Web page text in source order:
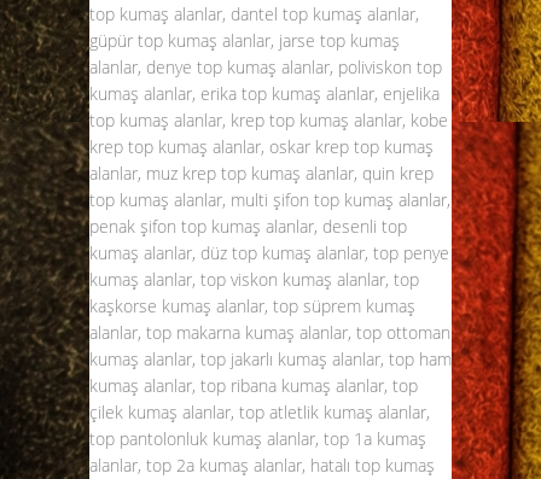
top kumaş alanlar, dantel top kumaş alanlar,
güpür top kumaş alanlar, jarse top kumaş
alanlar, denye top kumaş alanlar, poliviskon top
kumaş alanlar, erika top kumaş alanlar, enjelika
top kumaş alanlar, krep top kumaş alanlar, kobe
krep top kumaş alanlar, oskar krep top kumaş
alanlar, muz krep top kumaş alanlar, quin krep
top kumaş alanlar, multi şifon top kumaş alanlar,
penak şifon top kumaş alanlar, desenli top
kumaş alanlar, düz top kumaş alanlar, top penye
kumaş alanlar, top viskon kumaş alanlar, top
kaşkorse kumaş alanlar, top süprem kumaş
alanlar, top makarna kumaş alanlar, top ottoman
kumaş alanlar, top jakarlı kumaş alanlar, top ham
kumaş alanlar, top ribana kumaş alanlar, top
çilek kumaş alanlar, top atletlik kumaş alanlar,
top pantolonluk kumaş alanlar, top 1a kumaş
alanlar, top 2a kumaş alanlar, hatalı top kumaş